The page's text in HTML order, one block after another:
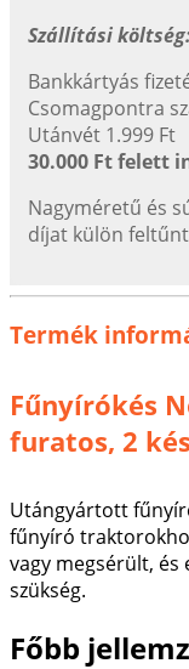
Szállítási
Bankkártyás
Csomagpontra
Utánvét 1.999 Ft
30.000 Ft felett
Nagyméretű és
díjat külön
Termék
Fűnyírókés
furatos, 2
Utángyártott
fűnyíró
vagy megsérült,
szükség.
Főbb